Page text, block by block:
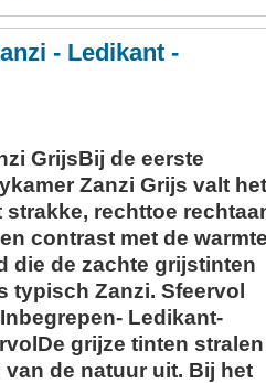
- Ledikant -
GrijsBij de eerste
Zanzi Grijs valt het
strakke, rechttoe
contrast met de
die de zachte grijstinten
typisch Zanzi. Sfeervol
Ledikant-
grijze tinten stralen
de natuur uit. Bij het